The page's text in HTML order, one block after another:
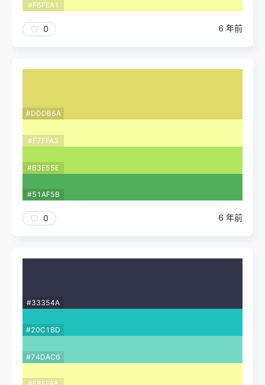
#F6FEA1
0 6 年前
#DDDB6A
#F7FFA3
#B3E55E
#51AF5B
0 6 年前
#33354A
#20C1BD
#74DAC6